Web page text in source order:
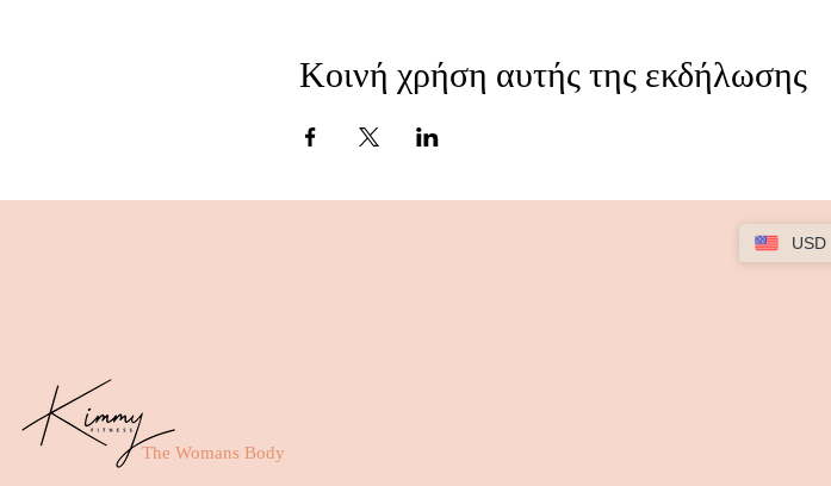
Κοινή χρήση αυτής της εκδήλωσης
USD
The Womans Body